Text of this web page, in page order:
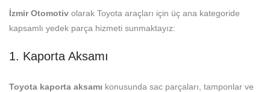
İzmir Otomotiv olarak Toyota araçları için üç ana kategoride
kapsamlı yedek parça hizmeti sunmaktayız:
1. Kaporta Aksamı
Toyota kaporta aksamı konusunda sac parçaları, tamponlar ve